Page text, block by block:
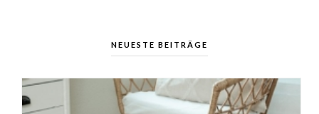
NEUESTE BEITRÄGE